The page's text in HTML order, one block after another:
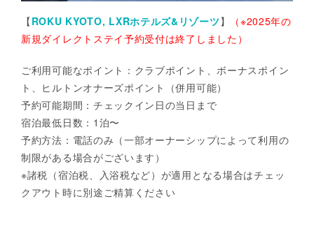
【 ROKU KYOTO, LXRホテルズ&リゾーツ 】
（※2025年の
新規ダイレクトステイ予約受付は終了しました）
ご利用可能なポイント：クラブポイント、ボーナスポイン
ト、ヒルトンオナーズポイント（併用可能）
予約可能期間：チェックイン日の当日まで
宿泊最低日数：1泊〜
予約方法：電話のみ（一部オーナーシップによって利用の
制限がある場合がございます）
※諸税（宿泊税、入浴税など）が適用となる場合はチェッ
クアウト時に別途ご精算ください